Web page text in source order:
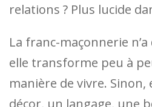
relations ? Plus lucide
La franc-maçonnerie
elle transforme peu à
manière de vivre. Sinon,
décor, un langage, une